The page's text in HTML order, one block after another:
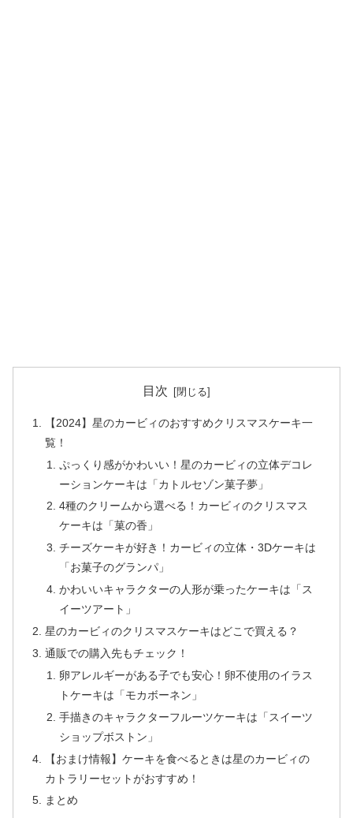
目次
【2024】星のカービィのおすすめクリスマスケーキ一
覧！
ぷっくり感がかわいい！星のカービィの立体デコレ
ーションケーキは「カトルセゾン菓子夢」
4種のクリームから選べる！カービィのクリスマス
ケーキは「菓の香」
チーズケーキが好き！カービィの立体・3Dケーキは
「お菓子のグランパ」
かわいいキャラクターの人形が乗ったケーキは「ス
イーツアート」
星のカービィのクリスマスケーキはどこで買える？
通販での購入先もチェック！
卵アレルギーがある子でも安心！卵不使用のイラス
トケーキは「モカボーネン」
手描きのキャラクターフルーツケーキは「スイーツ
ショップボストン」
【おまけ情報】ケーキを食べるときは星のカービィの
カトラリーセットがおすすめ！
まとめ